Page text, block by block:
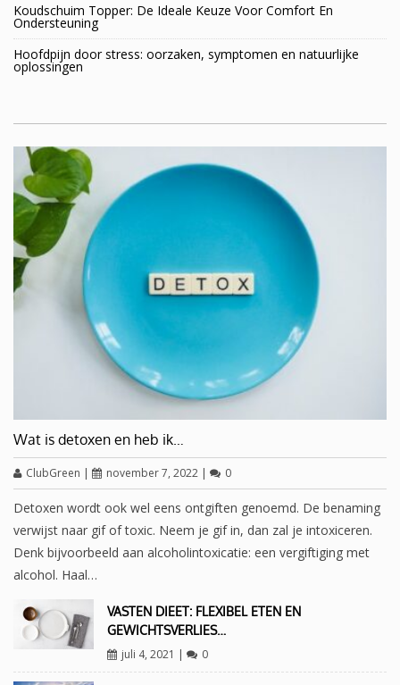
Koudschuim Topper: De Ideale Keuze Voor Comfort En
Ondersteuning
Hoofdpijn door stress: oorzaken, symptomen en natuurlijke
oplossingen
Wat is detoxen en heb ik…
ClubGreen | november 7, 2022 | 0
Detoxen wordt ook wel eens ontgiften genoemd. De benaming
verwijst naar gif of toxic. Neem je gif in, dan zal je intoxiceren.
Denk bijvoorbeeld aan alcoholintoxicatie: een vergiftiging met
alcohol. Haal…
VASTEN DIEET: FLEXIBEL ETEN EN
GEWICHTSVERLIES…
juli 4, 2021 | 0